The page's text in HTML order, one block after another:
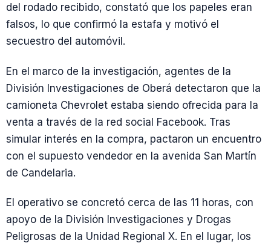
del rodado recibido, constató que los papeles eran
falsos, lo que confirmó la estafa y motivó el
secuestro del automóvil.
En el marco de la investigación, agentes de la
División Investigaciones de Oberá detectaron que la
camioneta Chevrolet estaba siendo ofrecida para la
venta a través de la red social Facebook. Tras
simular interés en la compra, pactaron un encuentro
con el supuesto vendedor en la avenida San Martín
de Candelaria.
El operativo se concretó cerca de las 11 horas, con
apoyo de la División Investigaciones y Drogas
Peligrosas de la Unidad Regional X. En el lugar, los